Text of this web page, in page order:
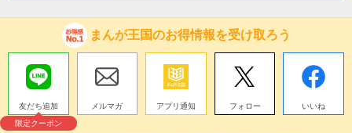
まんが王国のお得情報を受け取ろう
友だち追加
限定クーポン
メルマガ アプリ通知 フォロー いいね